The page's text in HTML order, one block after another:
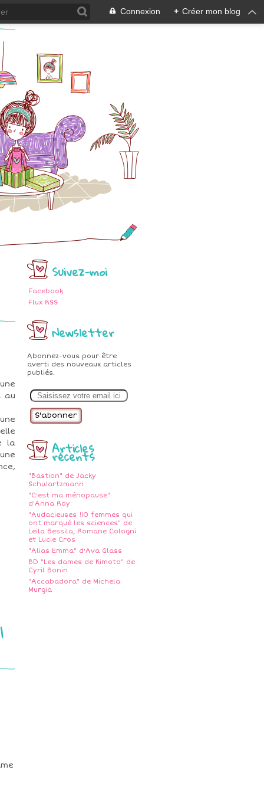
Connexion + Créer mon blog
Suivez-moi
Facebook
Flux RSS
Newsletter
Abonnez-vous pour être
averti des nouveaux articles
publiés.
m
Articles
récents
"Bastion" de Jacky
Schwartzmann
"C'est ma ménopause"
d'Anna Roy
"Audacieuses !10 femmes qui
ont marqué les sciences" de
Leïla Bessila, Romane Cologni
et Lucie Cros
"Alias Emma" d'Ava Glass
BD "Les dames de Kimoto" de
Cyril Bonin
"Accabadora" de Michela
Murgia
au
la